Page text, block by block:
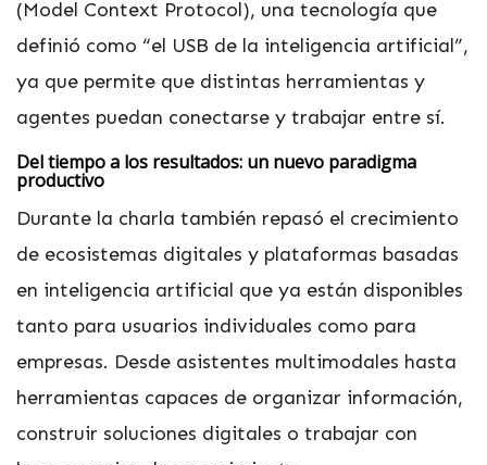
(Model Context Protocol), una tecnología que
definió como “el USB de la inteligencia artificial”,
ya que permite que distintas herramientas y
agentes puedan conectarse y trabajar entre sí.
Del tiempo a los resultados: un nuevo paradigma
productivo
Durante la charla también repasó el crecimiento
de ecosistemas digitales y plataformas basadas
en inteligencia artificial que ya están disponibles
tanto para usuarios individuales como para
empresas. Desde asistentes multimodales hasta
herramientas capaces de organizar información,
construir soluciones digitales o trabajar con